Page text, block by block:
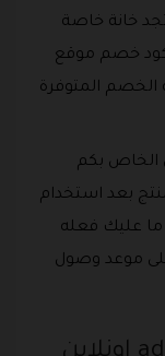
خانة خاصة
كود خصم موقع
المتوفرة
الخاص بكم
بعد استخدام
عليك فعله
على موعد وصول